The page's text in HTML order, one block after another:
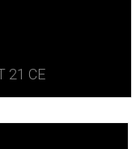
21 CE